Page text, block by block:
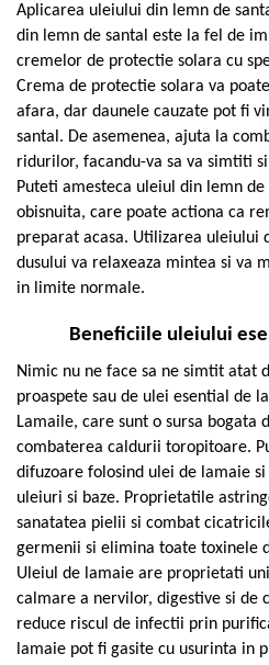
Aplicarea uleiului din lemn de
din lemn de santal este la fel de
cremelor de protectie solara cu
Crema de protectie solara va
afara, dar daunele cauzate pot fi
santal. De asemenea, ajuta la
ridurilor, facandu-va sa va simtiti
Puteti amesteca uleiul din lemn
obisnuita, care poate actiona ca
preparat acasa. Utilizarea uleiului
dusului va relaxeaza mintea si va
in limite normale.
Beneficiile uleiului
Nimic nu ne face sa ne simtit atat
proaspete sau de ulei esential de
Lamaile, care sunt o sursa bogata
combaterea caldurii toropitoare.
difuzoare folosind ulei de lamaie
uleiuri si baze. Proprietatile
sanatatea pielii si combat
germenii si elimina toate toxinele
Uleiul de lamaie are proprietati
calmare a nervilor, digestive si de
reduce riscul de infectii prin
lamaie pot fi gasite cu usurinta in